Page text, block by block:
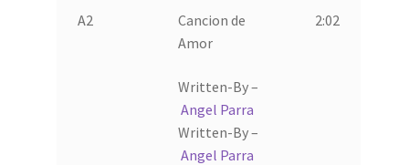
A2
Cancion de
Amor
Written-By –
Angel Parra
Written-By –
Angel Parra
2:02